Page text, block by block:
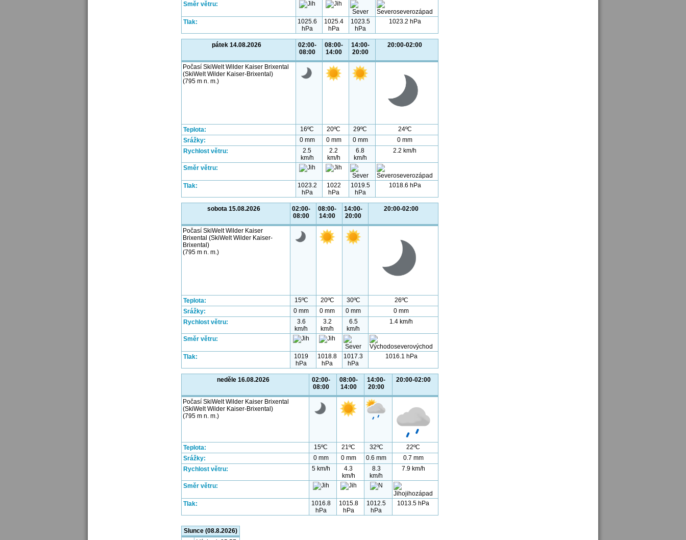
Směr větru:
Tlak:
1025.6
hPa
1025.4
hPa
1023.5
hPa
1023.2 hPa
pátek 14.08.2026
02:00-
08:00
08:00-
14:00
14:00-
20:00
20:00-02:00
Počasí SkiWelt Wilder Kaiser Brixental
(SkiWelt Wilder Kaiser-Brixental)
(795 m n. m.)
Teplota: 16ºC 20ºC 29ºC
24ºC
Srážky:
0 mm 0 mm 0 mm
0 mm
Rychlost větru:
2.5
km/h
2.2
km/h
6.8
km/h
2.2 km/h
Směr větru:
Tlak:
1023.2
hPa
1022
hPa
1019.5
hPa
1018.6 hPa
sobota 15.08.2026
02:00-
08:00
08:00-
14:00
14:00-
20:00
20:00-02:00
Počasí SkiWelt Wilder Kaiser
Brixental (SkiWelt Wilder Kaiser-
Brixental)
(795 m n. m.)
Teplota: 15ºC 20ºC 30ºC
26ºC
Srážky:
0 mm 0 mm 0 mm
0 mm
Rychlost větru:
3.6
km/h
3.2
km/h
6.5
km/h
1.4 km/h
Směr větru:
Tlak:
1019
hPa
1018.8
hPa
1017.3
hPa
1016.1 hPa
neděle 16.08.2026
02:00-
08:00
08:00-
14:00
14:00-
20:00
20:00-02:00
Počasí SkiWelt Wilder Kaiser Brixental
(SkiWelt Wilder Kaiser-Brixental)
(795 m n. m.)
Teplota: 15ºC 21ºC 32ºC
22ºC
Srážky:
0 mm 0 mm 0.6 mm
0.7 mm
Rychlost větru:
5 km/h
4.3
km/h
8.3
km/h
7.9 km/h
Směr větru:
Tlak:
1016.8
hPa
1015.8
hPa
1012.5
hPa
1013.5 hPa
Slunce (08.8.2026)